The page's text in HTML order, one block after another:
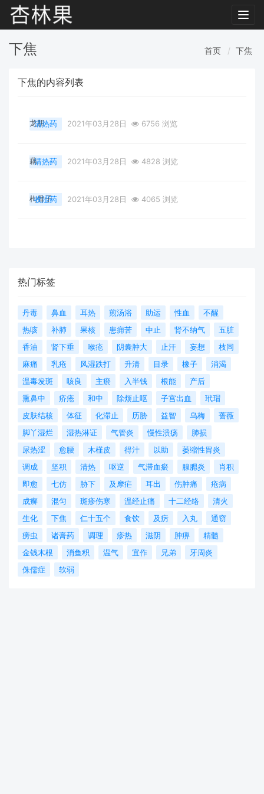
下焦 首页 下焦
下焦的内容列表
龙胆
清热药 2021年03月28日 6756 浏览
藕清热药 2021年03月28日 4828 浏览
枸骨子
收涩药 2021年03月28日 4065 浏览
热门标签
丹毒 鼻血 耳热 煎汤浴 助运 性血
不醒
热咳
补肺 果核 患痈苦 中止 肾不纳气
五脏
香油
肾下垂 喉疮 阴囊肿大 止汗 妄想
枝同
麻痛
乳疮 风湿跌打 升清 目录 橡子
消渴
温毒发斑
咳良 主瘀 入半钱 根能
产后
熏鼻中
疥疮 和中 除烦止呕 子宫出血
玳瑁
皮肤结核
体征 化滞止 历胁 益智 乌梅
蔷薇
脚丫湿烂
湿热淋证 气管炎 慢性溃疡
肺损
尿热涩
愈腰 木槿皮 得汁 以助
萎缩性胃炎
调成
坚积 清热 呕逆 气滞血瘀 腺腮炎
肖积
即愈
七仿 胁下 及摩疟 耳出 伤肿痛
疮病
成癣
混匀 斑疹伤寒 温经止痛 十二经络
清火
生化
下焦 仁十五个 食饮 及疠 入丸
通窃
痨虫
诸膏药 调理 疹热 滋阴 肿痹
精髓
金钱木根
消鱼积 温气 宜作 兄弟
牙周炎
侏儒症
软弱